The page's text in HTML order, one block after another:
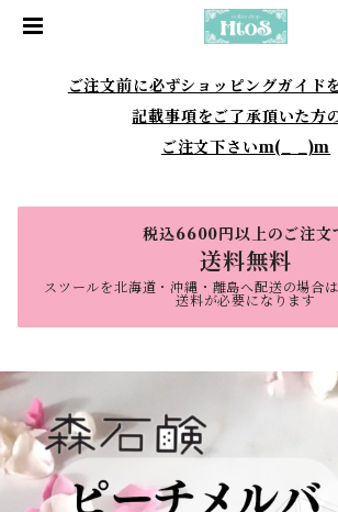
ご注文前に必ずショッピングガイド
記載事項をご了承頂いた方
ご注文下さいm(_ _)m
税込6600円以上のご注文
送料無料
スツールを北海道・沖縄・離島へ配送の場合
送料が必要になります